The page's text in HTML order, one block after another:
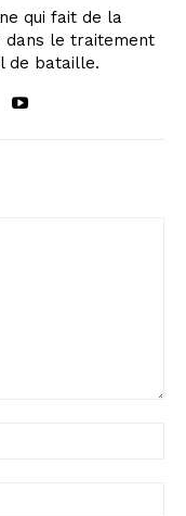
qui fait de la
dans le traitement
de bataille.